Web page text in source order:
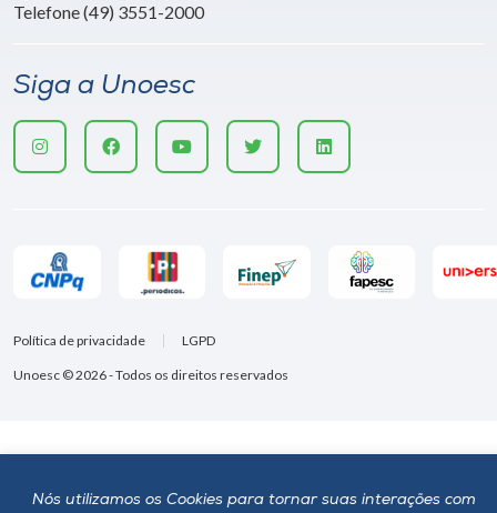
Nós utilizamos os Cookies para tornar suas interações com
Telefone (49) 3551-2000
Siga a Unoesc
Unoesc © 2026 - Todos os direitos reservados
Política de privacidade LGPD